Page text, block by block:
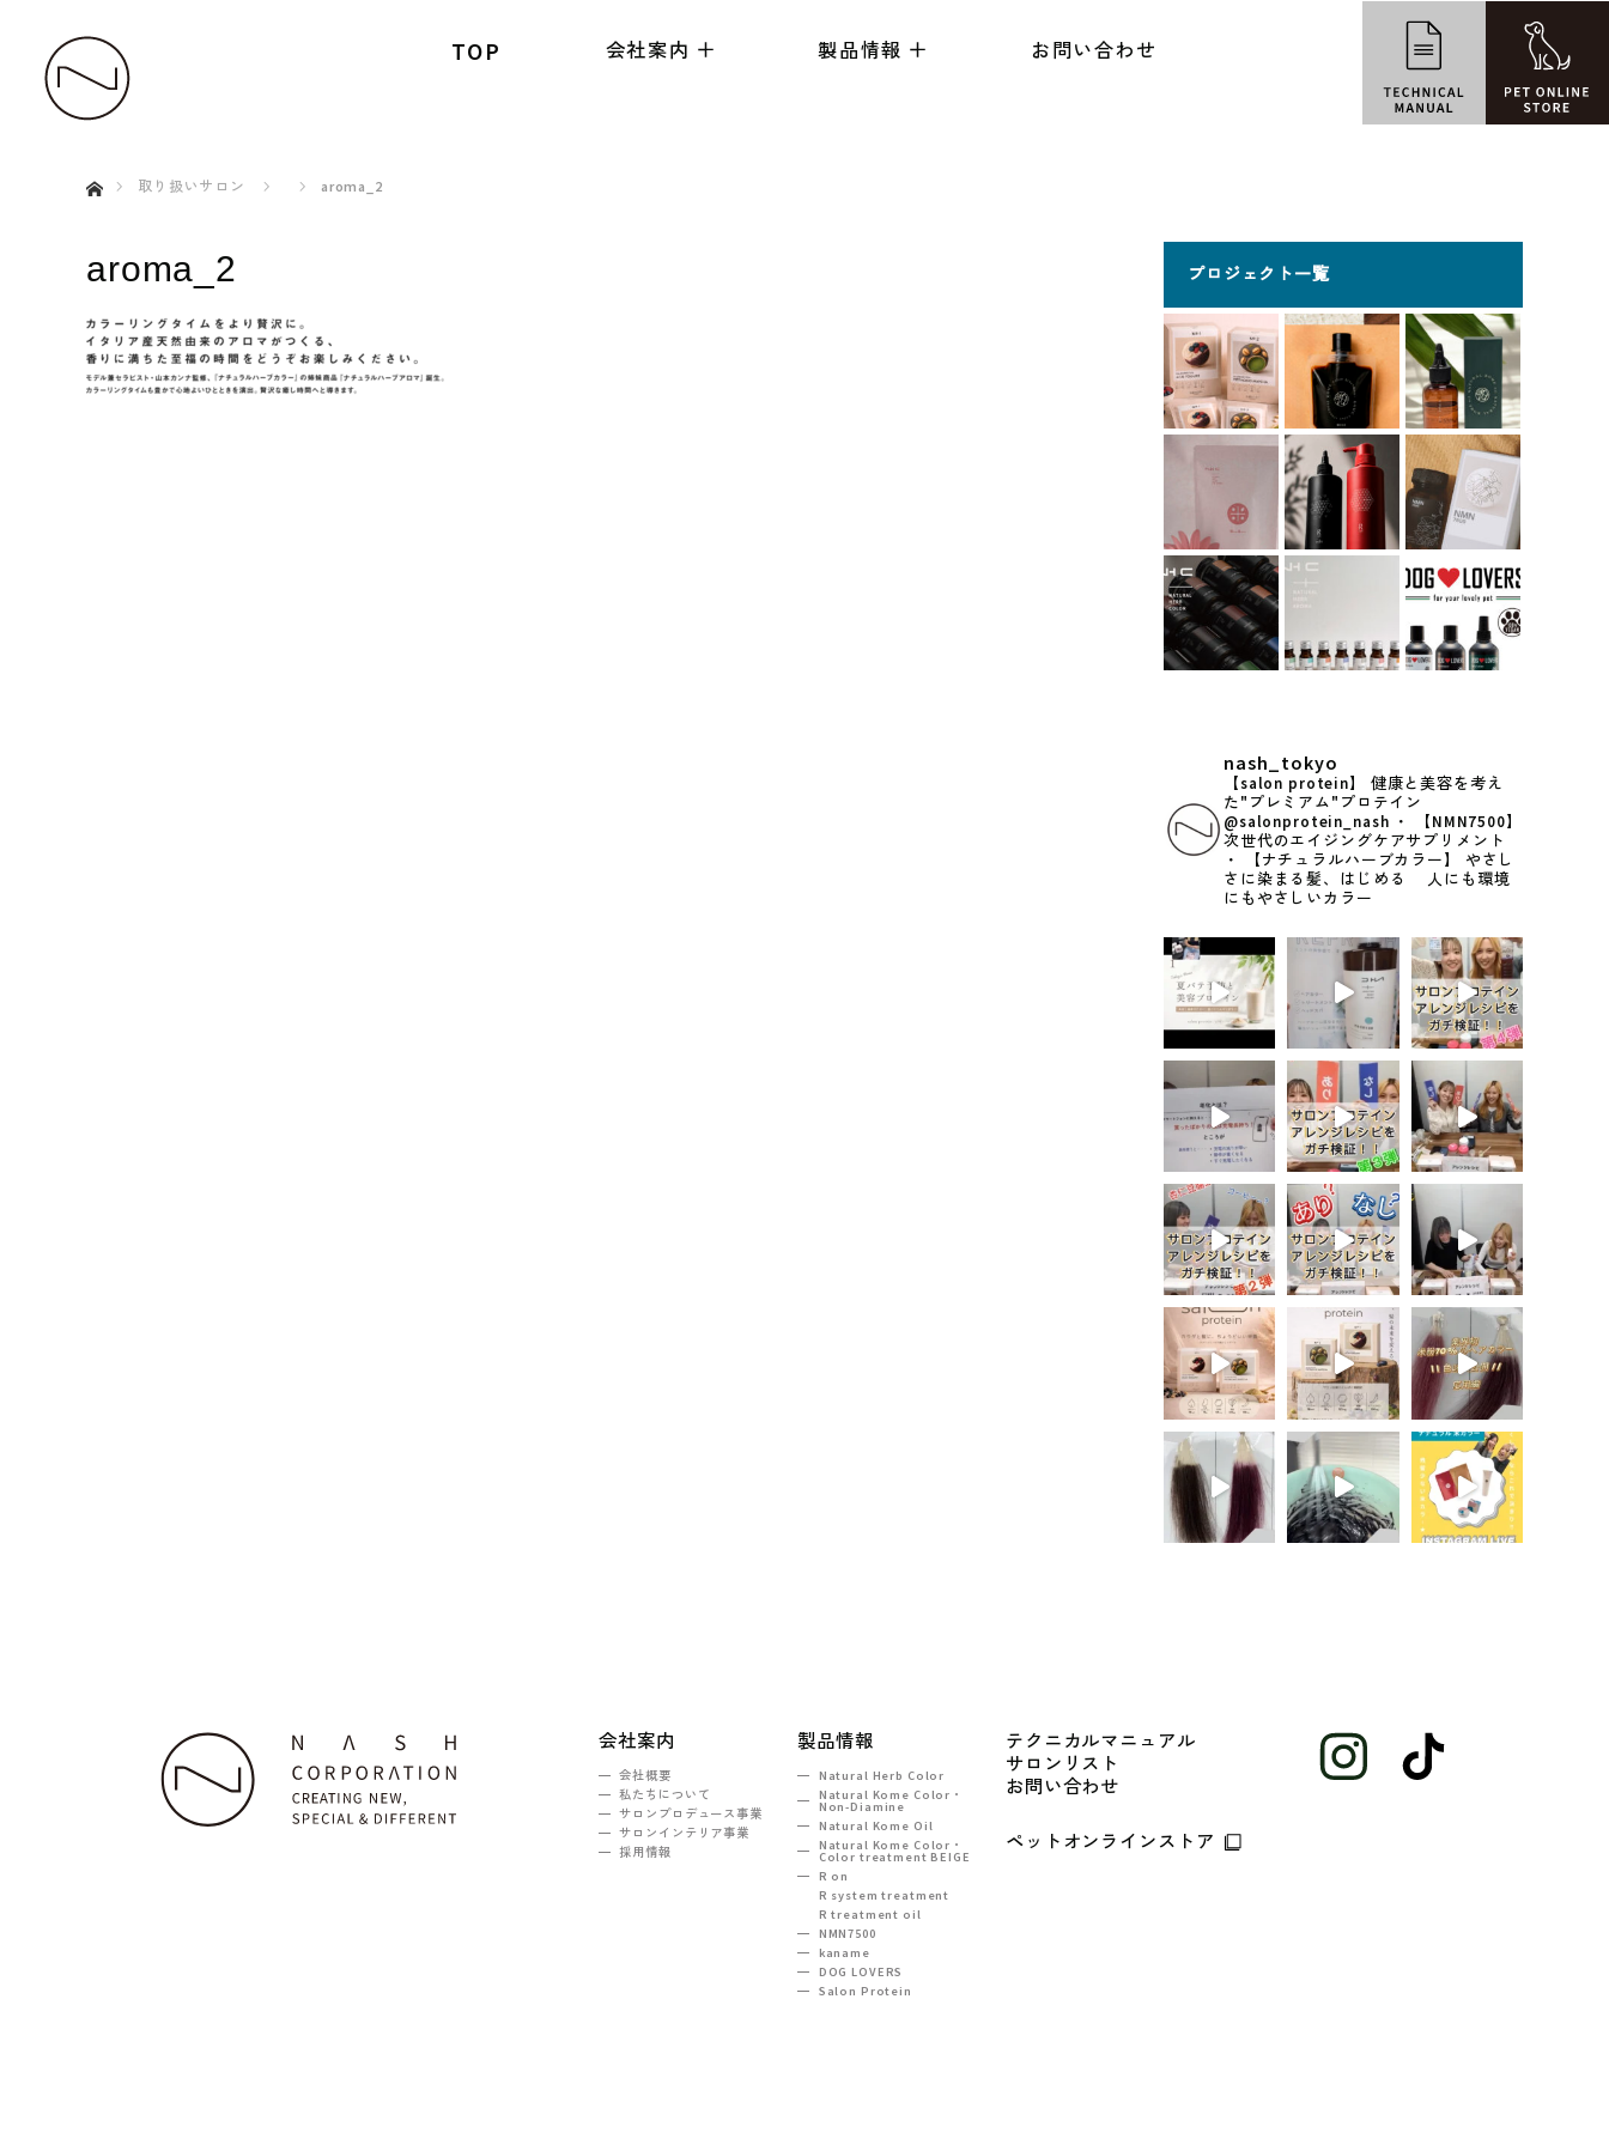
TOP 会社案内 製品情報 お問い合わせ
取り扱いサロン
aroma_2
aroma_2 プロジェクト一覧
nash_tokyo
【salon protein】 健康と美容を考え
た"プレミアム"プロテイン
@salonprotein_nash ・
【NMN7500】
次世代のエイジングケアサプリメント
・
【ナチュラルハーブカラー】
やさし
さに染まる髪、はじめる
人にも環境
にもやさしいカラー
会社案内
会社概要
私たちについて
サロンプロデュース事業
サロンインテリア事業
採用情報
製品情報
Natural Herb Color
Natural Kome Color・
Non-Diamine
Natural Kome Oil
Natural Kome Color・
Color treatment BEIGE
R on
R system treatment
R treatment oil
NMN7500
kaname
DOG LOVERS
Salon Protein
テクニカルマニュアル
サロンリスト
お問い合わせ
ペットオンラインストア